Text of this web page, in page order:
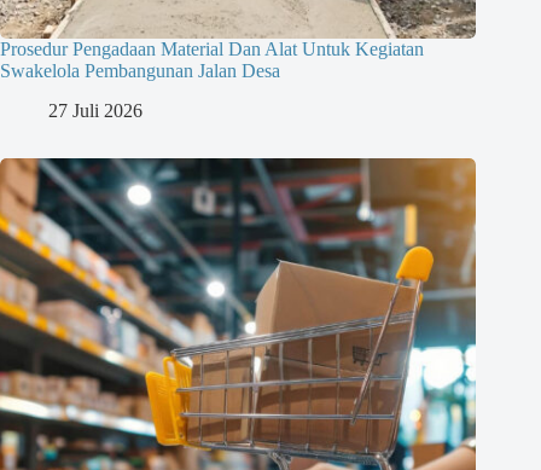
Prosedur Pengadaan Material Dan Alat Untuk Kegiatan
Swakelola Pembangunan Jalan Desa
27 Juli 2026